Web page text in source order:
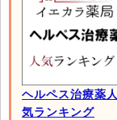
ヘルペス治療薬人
気ランキング